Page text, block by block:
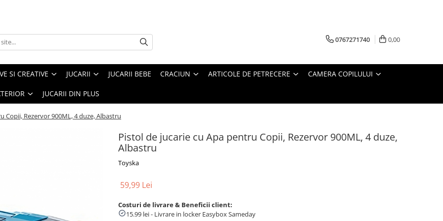
0767271740 0,00
SI CREATIVE JUCARII JUCARII BEBE CRACIUN ARTICOLE DE PETRECERE CAMERA COPILULUI
JUCARII DIN PLUS
Copii, Rezervor 900ML, 4 duze, Albastru
Pistol de jucarie cu Apa pentru Copii, Rezervor 900ML, 4 duze,
Albastru
Toyska
59,99 Lei
Costuri de livrare & Beneficii client:
15.99 lei - Livrare in locker Easybox Sameday